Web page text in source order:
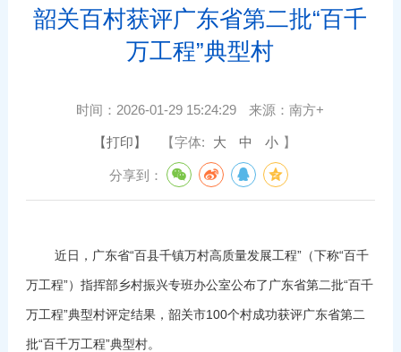
韶关百村获评广东省第二批“百千
万工程”典型村
时间： 2026-01-29 15:24:29 来源：南方+
【打印】 【字体: 大 中 小 】
分享到：
近日，广东省“百县千镇万村高质量发展工程”（下称“百千
万工程”）指挥部乡村振兴专班办公室公布了广东省第二批“百千
万工程”典型村评定结果，韶关市100个村成功获评广东省第二
批“百千万工程”典型村。